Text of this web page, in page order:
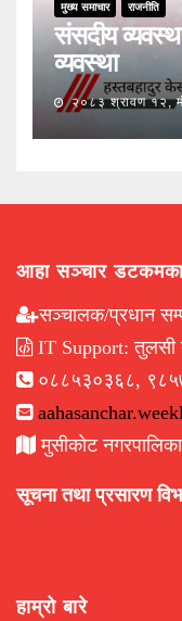
मुख्य समाचार राजनीति
संसदीय
व्यवस्था
२०८३ श्रावण १२,
आहा सञ्चार डटकमका
सञ्चालक/प्रधान
IT Support: तुलसी
०८८५३०३६८,
मुसीकोट
सूचना तथा प्रसारण
हाम्रो बारे